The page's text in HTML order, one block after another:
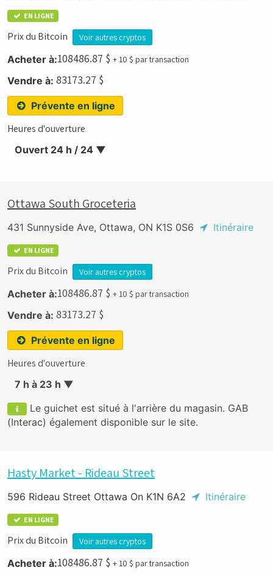
EN LIGNE
Prix du Bitcoin Voir autres cryptos
Acheter à:108486.87 $ + 10 $ par transaction
Vendre à: 83173.27 $
Prévente en ligne
Heures d'ouverture
Ouvert 24 h / 24 ▼
Ottawa South Groceteria
431 Sunnyside Ave, Ottawa, ON K1S 0S6 Itinéraire
EN LIGNE
Prix du Bitcoin Voir autres cryptos
Acheter à:108486.87 $ + 10 $ par transaction
Vendre à: 83173.27 $
Prévente en ligne
Heures d'ouverture
7 h à 23 h ▼
Le guichet est situé à l'arrière du magasin. GAB
(Interac) également disponible sur le site.
Hasty Market - Rideau Street
596 Rideau Street Ottawa On K1N 6A2 Itinéraire
EN LIGNE
Prix du Bitcoin Voir autres cryptos
Acheter à:108486.87 $ + 10 $ par transaction